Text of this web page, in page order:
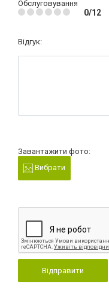
Обслуговування
0/12
Відгук:
Завантажити фото:
Вибрати
Відправити